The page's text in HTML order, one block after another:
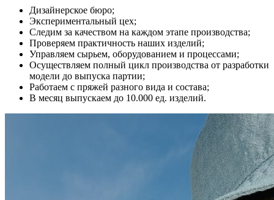
Дизайнерское бюро;
Экспериментальный цех;
Следим за качеством на каждом этапе производства;
Проверяем практичность наших изделий;
Управляем сырьем, оборудованием и процессами;
Осуществляем полный цикл производства от разработки
модели до выпуска партии;
Работаем с пряжей разного вида и состава;
В месяц выпускаем до 10.000 ед. изделий.